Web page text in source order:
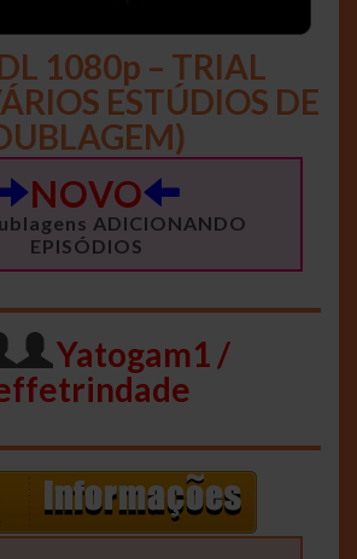
1080p – TRIAL
ESTÚDIOS DE
NOVO
ADICIONANDO
EPISÓDIOS
Yatogam1 /